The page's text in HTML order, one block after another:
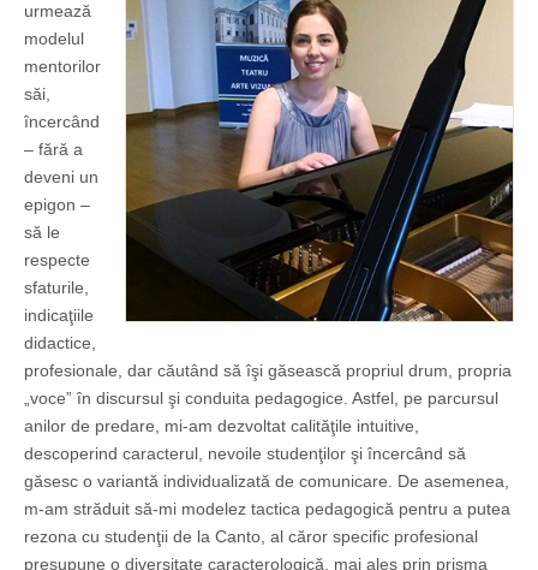
urmează
modelul
mentorilor
săi,
încercând
– fără a
deveni un
epigon –
să le
respecte
sfaturile,
indicaţiile
didactice,
profesionale, dar căutând să îşi găsească propriul drum, propria
„voce” în discursul şi conduita pedagogice. Astfel, pe parcursul
anilor de predare, mi-am dezvoltat calităţile intuitive,
descoperind caracterul, nevoile studenţilor şi încercând să
găsesc o variantă individualizată de comunicare. De asemenea,
m-am străduit să-mi modelez tactica pedagogică pentru a putea
rezona cu studenţii de la Canto, al căror specific profesional
presupune o diversitate caracterologică, mai ales prin prisma